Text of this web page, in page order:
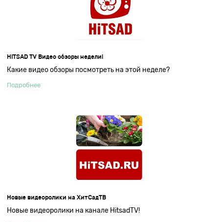
HITSAD TV Видео обзоры недели!
Какие видео обзоры посмотреть на этой неделе?
Подробнее
Новые видеоролики на ХитСадТВ
Новые видеоролики на канале HitsadTV!